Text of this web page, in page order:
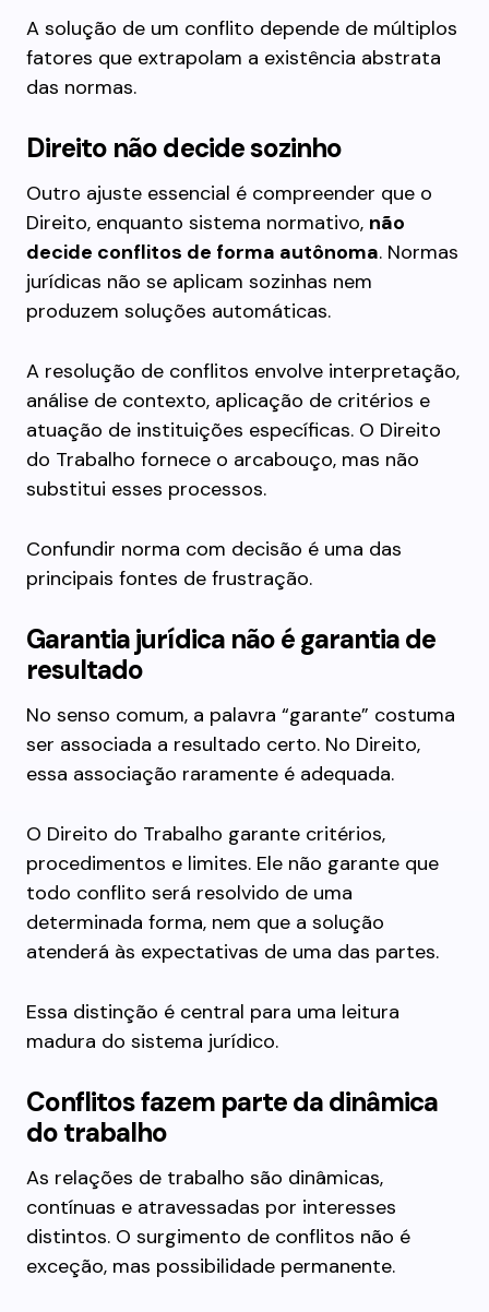
A solução de um conflito depende de múltiplos
fatores que extrapolam a existência abstrata
das normas.
Direito não decide sozinho
Outro ajuste essencial é compreender que o
Direito, enquanto sistema normativo, não
decide conflitos de forma autônoma. Normas
jurídicas não se aplicam sozinhas nem
produzem soluções automáticas.
A resolução de conflitos envolve interpretação,
análise de contexto, aplicação de critérios e
atuação de instituições específicas. O Direito
do Trabalho fornece o arcabouço, mas não
substitui esses processos.
Confundir norma com decisão é uma das
principais fontes de frustração.
Garantia jurídica não é garantia de
resultado
No senso comum, a palavra “garante” costuma
ser associada a resultado certo. No Direito,
essa associação raramente é adequada.
O Direito do Trabalho garante critérios,
procedimentos e limites. Ele não garante que
todo conflito será resolvido de uma
determinada forma, nem que a solução
atenderá às expectativas de uma das partes.
Essa distinção é central para uma leitura
madura do sistema jurídico.
Conflitos fazem parte da dinâmica
do trabalho
As relações de trabalho são dinâmicas,
contínuas e atravessadas por interesses
distintos. O surgimento de conflitos não é
exceção, mas possibilidade permanente.